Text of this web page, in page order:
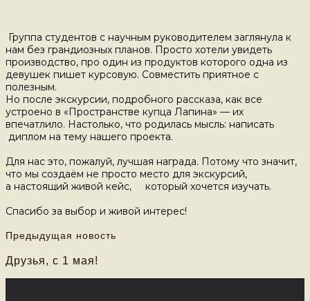
Группа студентов с научным руководителем заглянула к
нам без грандиозных планов. Просто хотели увидеть
производство, про один из продуктов которого одна из
девушек пишет курсовую. Совместить приятное с
полезным.
Но после экскурсии, подробного рассказа, как все
устроено в «Пространстве купца Лапина» — их
впечатлило. Настолько, что родилась мысль: написать
диплом на тему нашего проекта.
Для нас это, пожалуй, лучшая награда. Потому что значит,
что мы создаём не просто место для экскурсий,
а настоящий живой кейс,
который хочется изучать.
Спасибо за выбор и живой интерес!
Предыдущая новость
Друзья, с 1 мая!